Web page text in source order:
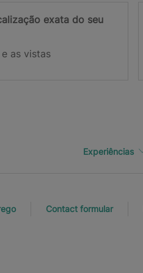
exata do seu
as vistas
Experiências
Contact formular